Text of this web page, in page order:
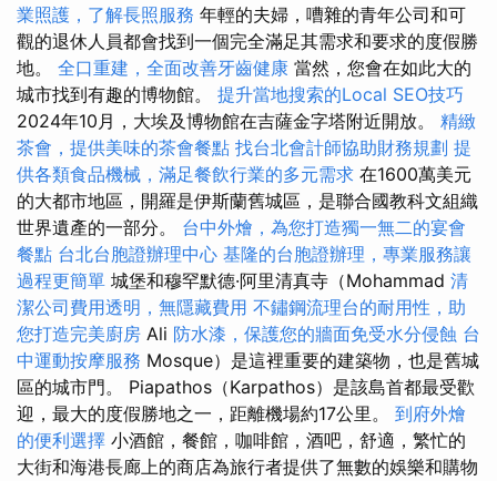
業照護，了解長照服務 年輕的夫婦，嘈雜的青年公司和可
觀的退休人員都會找到一個完全滿足其需求和要求的度假勝
地。 全口重建，全面改善牙齒健康 當然，您會在如此大的
城市找到有趣的博物館。 提升當地搜索的Local SEO技巧
2024年10月，大埃及博物館在吉薩金字塔附近開放。 精緻
茶會，提供美味的茶會餐點 找台北會計師協助財務規劃 提
供各類食品機械，滿足餐飲行業的多元需求 在1600萬美元
的大都市地區，開羅是伊斯蘭舊城區，是聯合國教科文組織
世界遺產的一部分。 台中外燴，為您打造獨一無二的宴會
餐點 台北台胞證辦理中心 基隆的台胞證辦理，專業服務讓
過程更簡單 城堡和穆罕默德·阿里清真寺（Mohammad 清
潔公司費用透明，無隱藏費用 不鏽鋼流理台的耐用性，助
您打造完美廚房 Ali 防水漆，保護您的牆面免受水分侵蝕 台
中運動按摩服務 Mosque）是這裡重要的建築物，也是舊城
區的城市門。 Piapathos（Karpathos）是該島首都最受歡
迎，最大的度假勝地之一，距離機場約17公里。 到府外燴
的便利選擇 小酒館，餐館，咖啡館，酒吧，舒適，繁忙的
大街和海港長廊上的商店為旅行者提供了無數的娛樂和購物